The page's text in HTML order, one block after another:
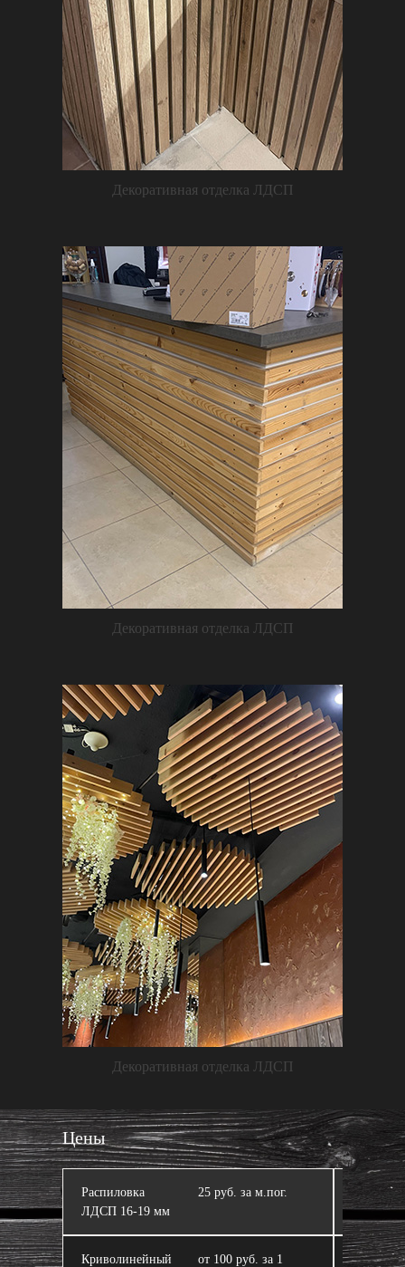
Декоративная отделка ЛДСП
Декоративная отделка ЛДСП
Декоративная отделка ЛДСП
Цены
Распиловка
ЛДСП 16‑19 мм
25 руб. за м.пог.
Криволинейный
от 100 руб. за 1
ЛДСП